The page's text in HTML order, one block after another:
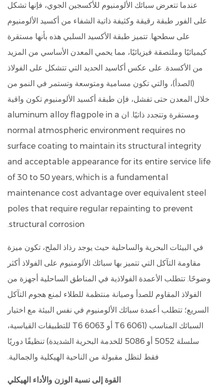
عندما تتعرض سبائك الألومنيوم للأكسجين الجوي، فإنها تشكل
على الفور طبقة رقيقة وكثيفة ذاتية الشفاء من أكسيد الألومنيوم
على سطحها. تتميز طبقة الأكسيد السلبي هذه بأنها مستقرة
كيميائيًا وملتصقة فيزيائيًا، مما يحمي المعدن الأساسي من المزيد
من الأكسدة. على عكس أكاسيد الحديد التي تتشكل على الفولاذ
(الصدأ)، والتي تكون مسامية ومتوسعة وتستمر في النمو من
خلال المعدن حتى تفشل، فإن طبقة أكسيد الألومنيوم تكون واقية
ومستقرة وتتجدد ذاتيًا.
ان aluminum alloy flagpole in a
normal atmospheric environment requires no
surface coating to maintain its structural integrity
and acceptable appearance for its entire service life
of 30 to 50 years, which is a fundamental
maintenance cost advantage over equivalent steel
poles that require regular repainting to prevent
structural corrosion.
في البيئات البحرية والساحلية حيث يوجد رذاذ الملح، تكون ميزة
مقاومة التآكل التي تتميز بها سبائك الألومنيوم على الفولاذ أكثر
وضوحًا. تتطلب الأعمدة الفولاذية في المناطق الساحلية أجهزة من
الفولاذ المقاوم للصدأ وصيانة منتظمة للطلاء لمنع هجوم التآكل
السريع؛ تتطلب أعمدة سبائك الألومنيوم في نفس البيئة مع اختيار
السبائك المناسب (6061 T6 أو 6063 T6 للتطبيقات القياسية،
سلسلة 5052 أو 5086 للخدمة البحرية الشديدة) تنظيفًا دوريًا
فقط لتظل مقبولة من الناحية الهيكلية والجمالية.
القوة إلى نسبة الوزن والأداء الهيكلي